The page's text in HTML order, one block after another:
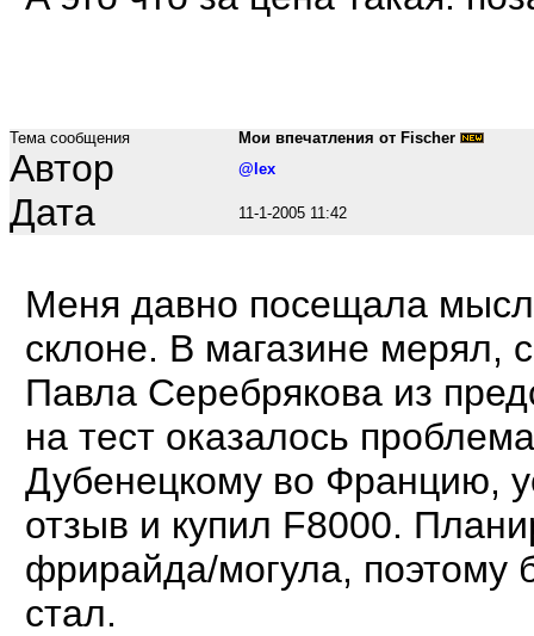
Тема сообщения Мои впечатления от Fischer
Автор @lex
Дата 11-1-2005 11:42
Меня давно посещала
склоне. В магазине мерял,
Павла Серебрякова из
на тест оказалось
Дубенецкому во Францию,
отзыв и купил F8000.
фрирайда/могула, поэтому
стал.